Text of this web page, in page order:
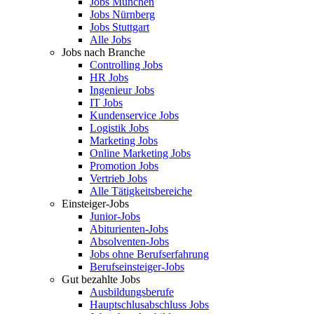
Jobs Nürnberg
Jobs Stuttgart
Alle Jobs
Jobs nach Branche
Controlling Jobs
HR Jobs
Ingenieur Jobs
IT Jobs
Kundenservice Jobs
Logistik Jobs
Marketing Jobs
Online Marketing Jobs
Promotion Jobs
Vertrieb Jobs
Alle Tätigkeitsbereiche
Einsteiger-Jobs
Junior-Jobs
Abiturienten-Jobs
Absolventen-Jobs
Jobs ohne Berufserfahrung
Berufseinsteiger-Jobs
Gut bezahlte Jobs
Ausbildungsberufe
Hauptschlusabschluss Jobs